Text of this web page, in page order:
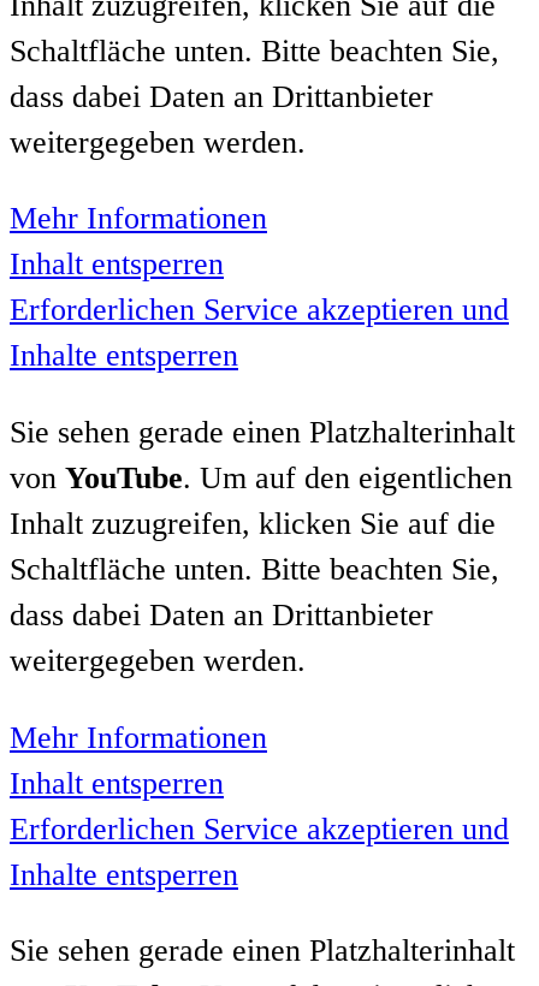
Schaltfläche unten. Bitte beachten Sie,
dass dabei Daten an Drittanbieter
weitergegeben werden.
Mehr Informationen
Inhalt entsperren
Erforderlichen Service akzeptieren und
Inhalte entsperren
Sie sehen gerade einen Platzhalterinhalt
von YouTube. Um auf den eigentlichen
Inhalt zuzugreifen, klicken Sie auf die
Schaltfläche unten. Bitte beachten Sie,
dass dabei Daten an Drittanbieter
weitergegeben werden.
Mehr Informationen
Inhalt entsperren
Erforderlichen Service akzeptieren und
Inhalte entsperren
Sie sehen gerade einen Platzhalterinhalt